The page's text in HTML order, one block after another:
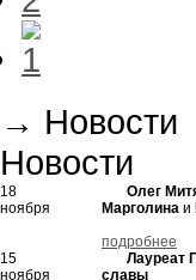
→ Новости
Новости
18
ноября
Олег
Марголина и
подробнее
15
ноября
Лауреат
славы